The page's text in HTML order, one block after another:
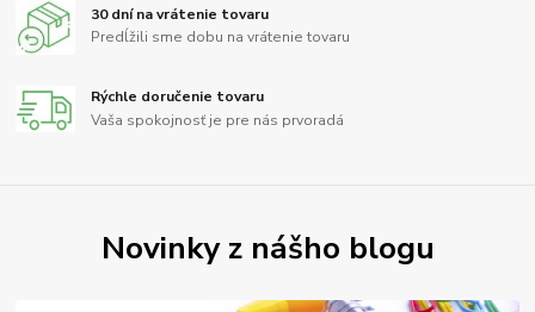
30 dní na vrátenie tovaru
Predĺžili sme dobu na vrátenie tovaru
Rýchle doručenie tovaru
Vaša spokojnosť je pre nás prvoradá
Novinky z nášho blogu